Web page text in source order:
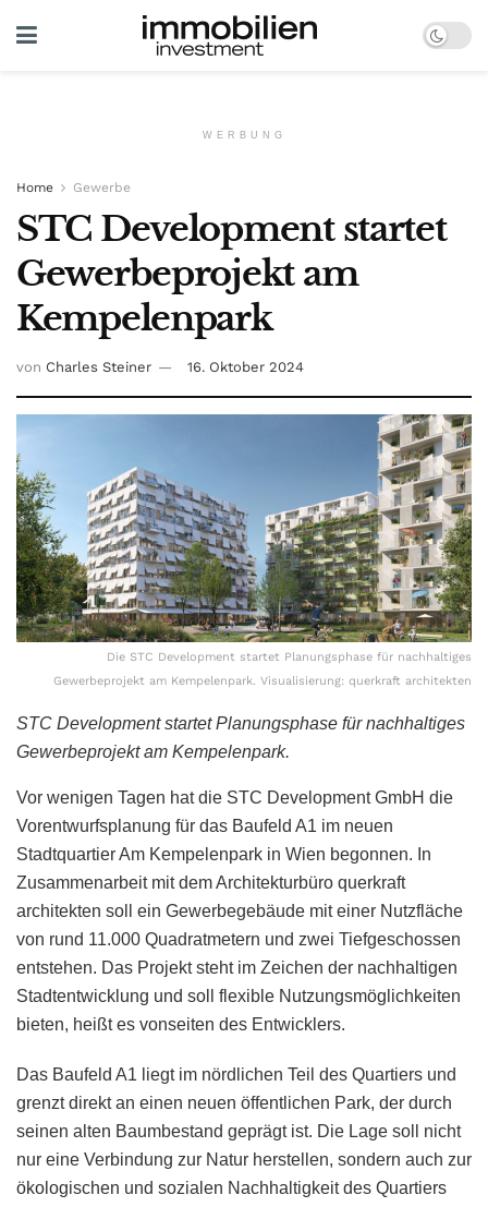
WERBUNG
Home Gewerbe
STC Development startet
Gewerbeprojekt am
Kempelenpark
von Charles Steiner 16. Oktober 2024
Die STC Development startet Planungsphase für nachhaltiges
Gewerbeprojekt am Kempelenpark. Visualisierung: querkraft architekten
STC Development startet Planungsphase für nachhaltiges
Gewerbeprojekt am Kempelenpark.
Vor wenigen Tagen hat die STC Development GmbH die
Vorentwurfsplanung für das Baufeld A1 im neuen
Stadtquartier Am Kempelenpark in Wien begonnen. In
Zusammenarbeit mit dem Architekturbüro querkraft
architekten soll ein Gewerbegebäude mit einer Nutzfläche
von rund 11.000 Quadratmetern und zwei Tiefgeschossen
entstehen. Das Projekt steht im Zeichen der nachhaltigen
Stadtentwicklung und soll flexible Nutzungsmöglichkeiten
bieten, heißt es vonseiten des Entwicklers.
Das Baufeld A1 liegt im nördlichen Teil des Quartiers und
grenzt direkt an einen neuen öffentlichen Park, der durch
seinen alten Baumbestand geprägt ist. Die Lage soll nicht
nur eine Verbindung zur Natur herstellen, sondern auch zur
ökologischen und sozialen Nachhaltigkeit des Quartiers